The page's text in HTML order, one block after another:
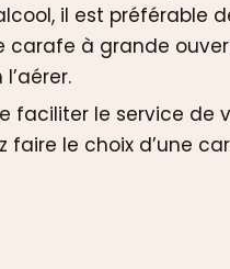
il est préférable
carafe à grande
faciliter le service de
faire le choix d’une